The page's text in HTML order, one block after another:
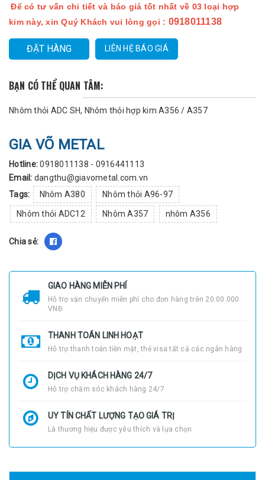
Để có tư vấn chi tiết và báo giá tốt nhất về 03 loại hợp
kim này, xin Quý Khách vui lòng gọi : 0918011138
ĐẶT HÀNG LIÊN HỆ BÁO GIÁ
BẠN CÓ THỂ QUAN TÂM:
Nhôm thỏi ADC SH Nhôm thỏi hợp kim A356 / A357
GIA VÕ METAL
Hotline: 0918011138 - 0916441113
Email: dangthu@giavometal.com.vn
Tags:
Nhôm A380 Nhôm thỏi A96-97
Nhôm thỏi ADC12 Nhôm A357 nhôm A356
Chia sẻ:
GIAO HÀNG MIỄN PHÍ
Hỗ trợ vận chuyển miễn phí cho đơn hàng trên 20.00.000
VNĐ
THANH TOÁN LINH HOẠT
Hỗ trợ thanh toán tiền mặt, thẻ visa tất cả các ngân hàng
DỊCH VỤ KHÁCH HÀNG 24/7
Hỗ trợ chăm sóc khách hàng 24/7
UY TÍN CHẤT LƯỢNG TẠO GIÁ TRỊ
Là thương hiệu được yêu thích và lựa chọn